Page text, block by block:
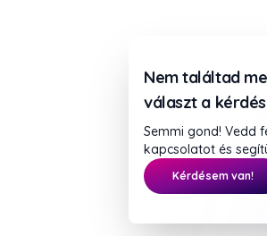
Nem találtad
választ a
Semmi gond! Vedd
kapcsolatot és
Kérdésem van!